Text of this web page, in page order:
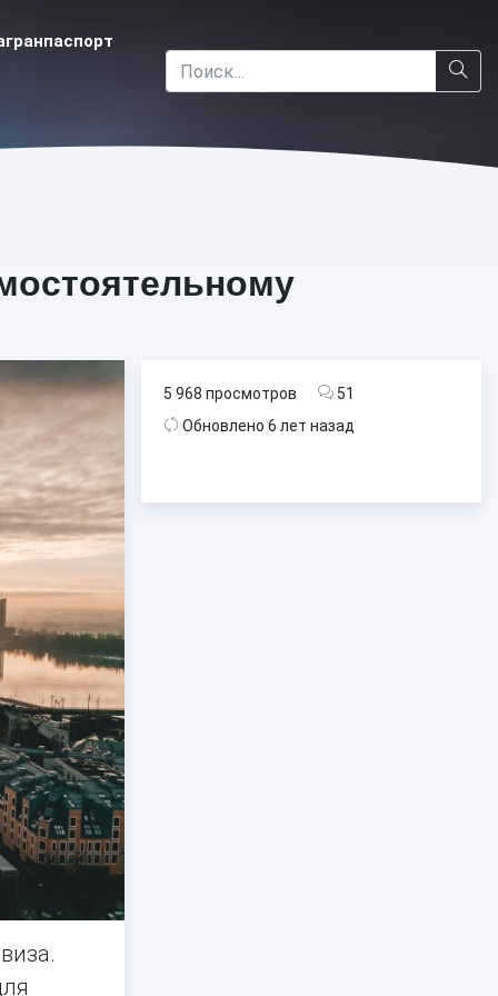
5 968 просмотров
51
Обновлено 6 лет назад